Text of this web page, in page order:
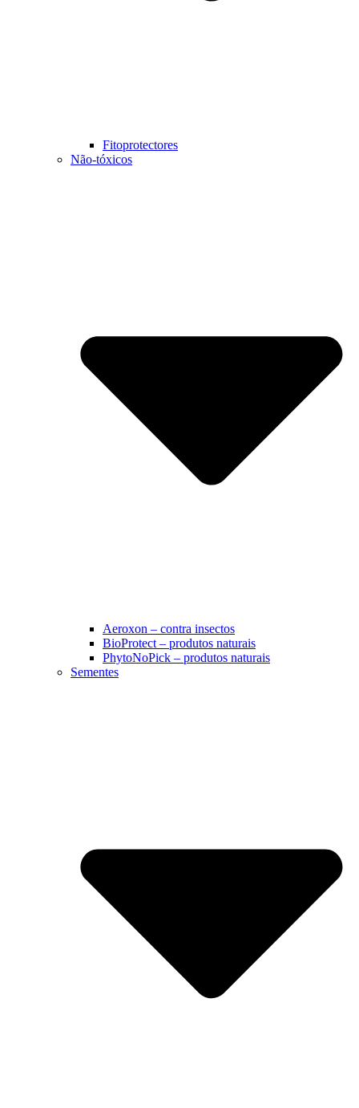
Fitoprotectores
Não-tóxicos
Aeroxon – contra insectos
BioProtect – produtos naturais
PhytoNoPick – produtos naturais
Sementes